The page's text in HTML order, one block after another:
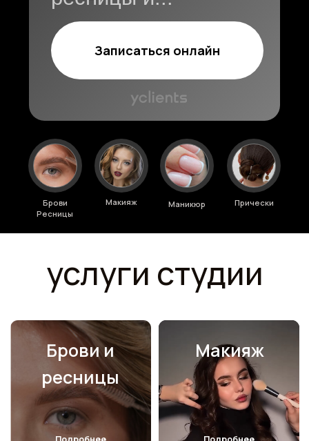
ресницы
Записаться онлайн
Подробнее
Макияж
Записаться онлайн
Подробнее
Подробнее
услуги студии